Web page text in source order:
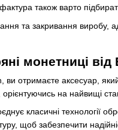
також варто
та закривання виробу,
монетниці від
отримаєте аксесуар,
на найвищі
класичні технології
щоб забезпечити